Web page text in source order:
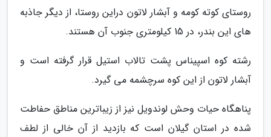
روستای کوته کومه و آبشار لاتون دراین روستا، از دیگر جاذبه
های این بندر، در 15 کیلومتری جنوب آن هستند.
رشته کوه اسپیناس پشت تالاب استیل قرار گرفته است و
آبشار لاتون از این کوه سرچشمه می گیرد.
پناهگاه حیات وحش لوندویل نیز از زیباترین مناطق حفاطت
شده در استان گیلان است که بازدید از آن خالی از لطف